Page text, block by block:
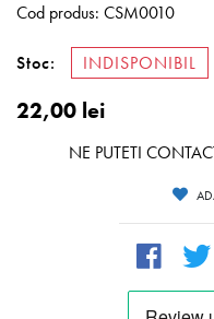
Cod produs: CSM0010
Stoc: INDISPONIBIL
22,00 lei
NE PUTETI